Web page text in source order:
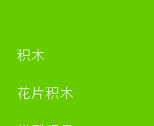
积木
花片积木